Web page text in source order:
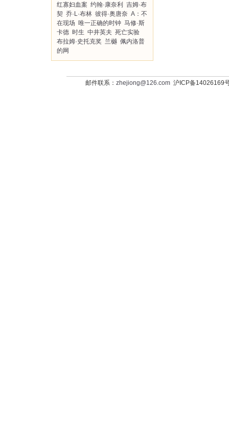
红寡妇血案 约翰·康奈利
吉姆·布
契 乔·L·布林 彼得·奥唐奈 A：不
在现场 唯一正确的时钟 马修·斯
卡德 时生 中井英夫 死亡实验
布拉姆·史托克奖 兰樾 佩内洛普
的网
邮件联系： zhejiong@126.com沪ICP备14026169